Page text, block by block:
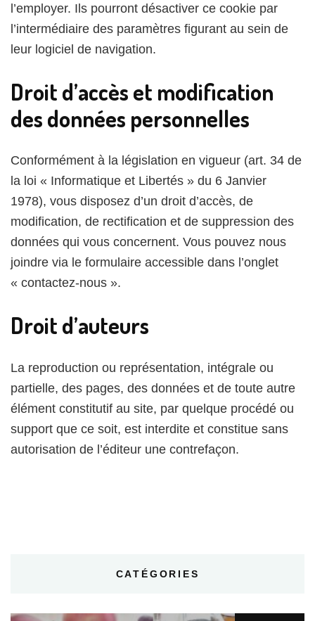
l’employer. Ils pourront désactiver ce cookie par
l’intermédiaire des paramètres figurant au sein de
leur logiciel de navigation.
Droit d’accès et modification
des données personnelles
Conformément à la législation en vigueur (art. 34 de
la loi « Informatique et Libertés » du 6 Janvier
1978), vous disposez d’un droit d’accès, de
modification, de rectification et de suppression des
données qui vous concernent. Vous pouvez nous
joindre via le formulaire accessible dans l’onglet
« contactez-nous ».
Droit d’auteurs
La reproduction ou représentation, intégrale ou
partielle, des pages, des données et de toute autre
élément constitutif au site, par quelque procédé ou
support que ce soit, est interdite et constitue sans
autorisation de l’éditeur une contrefaçon.
CATÉGORIES